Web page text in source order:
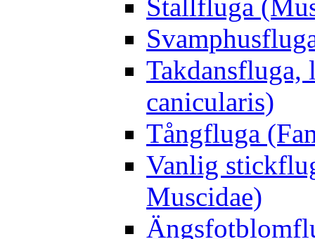
Stallfluga
Takdansfluga,
canicularis)
Tångfluga
Vanlig
Muscidae)